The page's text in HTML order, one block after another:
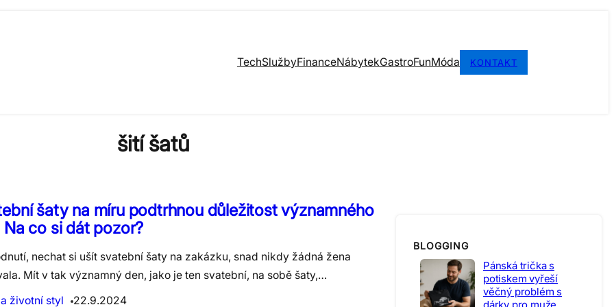
TechSlužbyFinanceNábytekGastroFunMóda KONTAKT
šití šatů
šaty na míru podtrhnou důležitost významného
Na co si dát pozor?
nechat si ušít svatební šaty na zakázku, snad nikdy žádná žena
Mít v tak významný den, jako je ten svatební, na sobě šaty,…
životní styl
22.9.2024
BLOGGING
Pánská trička s
potiskem vyřeší
věčný problém s
dárky pro muže